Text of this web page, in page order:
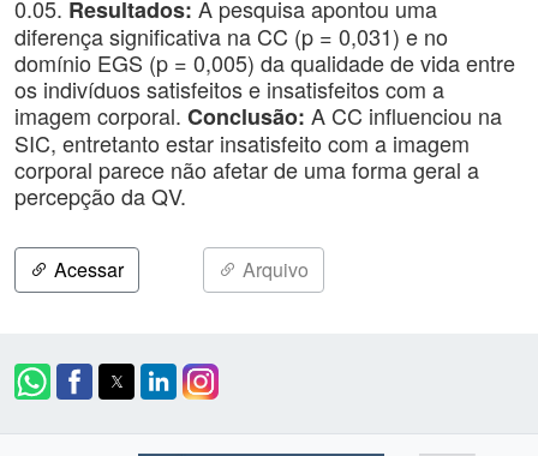
0.05. Resultados: A pesquisa apontou uma
diferença significativa na CC (p = 0,031) e no
domínio EGS (p = 0,005) da qualidade de vida entre
os indivíduos satisfeitos e insatisfeitos com a
imagem corporal. Conclusão: A CC influenciou na
SIC, entretanto estar insatisfeito com a imagem
corporal parece não afetar de uma forma geral a
percepção da QV.
Acessar Arquivo